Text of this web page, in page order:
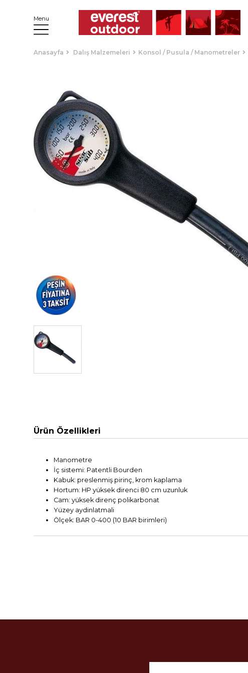
Menu
Anasayfa Dalış Malzemeleri Konsol / Pusula / Manometreler
Ürün Özellikleri
Manometre
İç sistemi: Patentli Bourden
Kabuk: preslenmiş pirinç, krom kaplama
Hortum: HP yüksek direnci 80 cm uzunluk
Cam: yüksek direnç polikarbonat
Yüzey aydinlatmali
Ölçek: BAR 0-400 (10 BAR birimleri)